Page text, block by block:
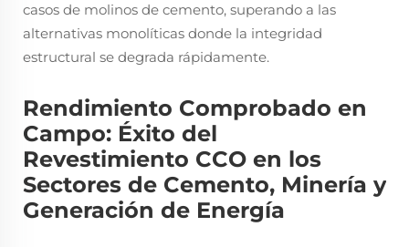
casos de molinos de cemento, superando a las
alternativas monolíticas donde la integridad
estructural se degrada rápidamente.
Rendimiento Comprobado en
Campo: Éxito del
Revestimiento CCO en los
Sectores de Cemento, Minería y
Generación de Energía